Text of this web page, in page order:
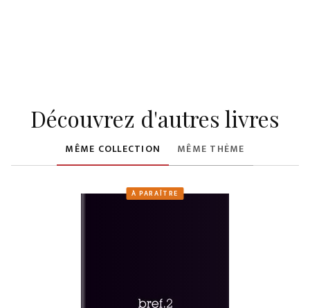
Découvrez d'autres livres
MÊME COLLECTION MÊME THÈME
À PARAÎTRE